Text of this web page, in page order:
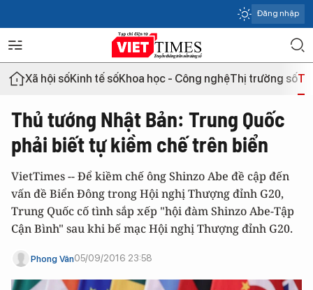
Đăng nhập
Xã hội sốKinh tế sốKhoa học - Công nghệThị trường số
Thủ tướng Nhật Bản: Trung Quốc
phải biết tự kiềm chế trên biển
VietTimes -- Để kiềm chế ông Shinzo Abe đề cập đến
vấn đề Biển Đông trong Hội nghị Thượng đỉnh G20,
Trung Quốc cố tình sắp xếp "hội đàm Shinzo Abe-Tập
Cận Bình" sau khi bế mạc Hội nghị Thượng đỉnh G20.
Phong Vân05/09/2016 23:58